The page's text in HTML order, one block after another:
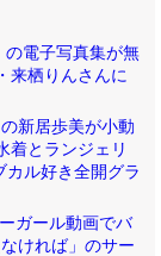
電子写真集が無
来栖りんさんに
新居歩美が小動
着とランジェリ
ル好き全開グラ
ガール動画でバ
ければ」のサー